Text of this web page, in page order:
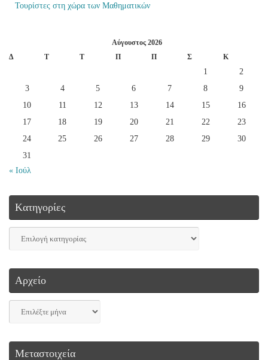
Τουρίστες στη χώρα των Μαθηματικών
Αύγουστος 2026
Δ
Τ Τ Π Π Σ Κ
« Ιούλ
1
2
3
4 5 6 7 8
9
10
11 12 13 14 15
16
17
18 19 20 21 22
23
24
25 26 27 28 29
30
31
Kατηγορίες
Αρχείο
Μεταστοιχεία